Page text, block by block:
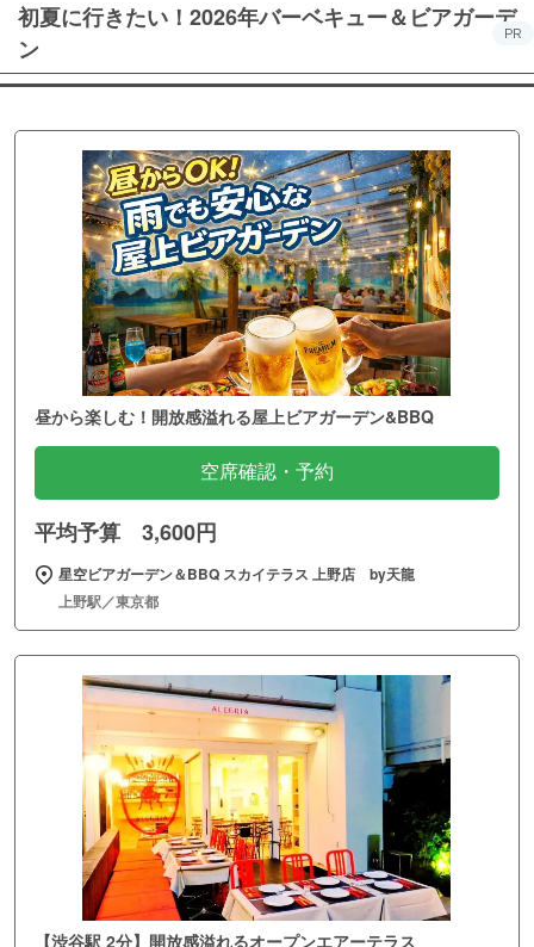
初夏に行きたい！2026年バーベキュー＆ビアガーデ
ン
PR
昼から楽しむ！開放感溢れる屋上ビアガーデン&BBQ
空席確認・予約
平均予算 3,600円
星空ビアガーデン＆BBQ スカイテラス 上野店 by天龍
上野駅／東京都
【渋谷駅 2分】開放感溢れるオープンエアーテラス